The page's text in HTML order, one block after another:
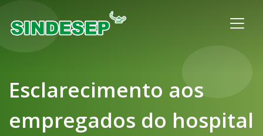
Esclarecimento aos
empregados do hospital